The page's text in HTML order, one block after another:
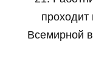
Всемирной